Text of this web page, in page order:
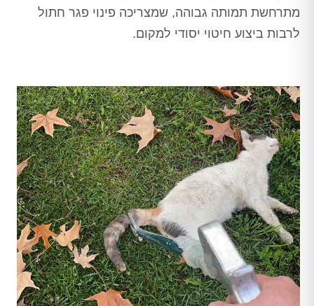
מתרחשת תמותה גבוהה, שמצריכה פינוי פגר חתול
לרבות ביצוע חיטוי יסודי למקום.